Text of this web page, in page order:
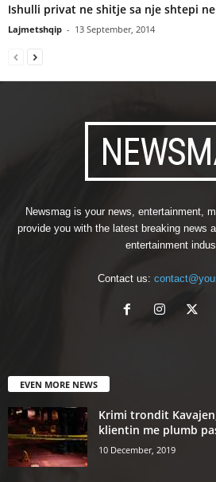
Ishulli privat ne shitje sa nje shtepi
Lajmetshqip - 13 September, 2014
Newsmag is your news, entertainment,
provide you with the latest breaking news
entertainment
Contact us:
EVEN MORE NEWS
Krimi trondit
klientin me plumb
10 December, 2019